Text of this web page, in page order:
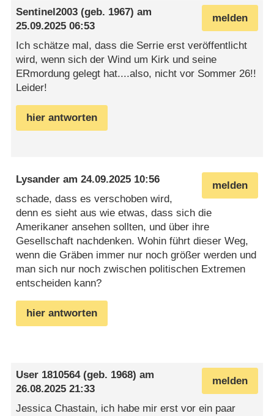
melden
Sentinel2003 (geb. 1967) am
25.09.2025 06:53
Ich schätze mal, dass die Serrie erst veröffentlicht
wird, wenn sich der Wind um Kirk und seine
ERmordung gelegt hat....also, nicht vor Sommer 26!!
Leider!
hier antworten
melden
Lysander am24.09.2025 10:56
schade, dass es verschoben wird,
denn es sieht aus wie etwas, dass sich die
Amerikaner ansehen sollten, und über ihre
Gesellschaft nachdenken. Wohin führt dieser Weg,
wenn die Gräben immer nur noch größer werden und
man sich nur noch zwischen politischen Extremen
entscheiden kann?
hier antworten
melden
User 1810564(geb. 1968) am
26.08.2025 21:33
Jessica Chastain, ich habe mir erst vor ein paar